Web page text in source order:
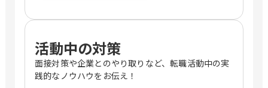
活動中の対策
面接対策や企業とのやり取りなど、転職活動中の実
践的なノウハウをお伝え！